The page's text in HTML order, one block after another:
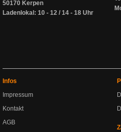
50170 Kerpen
Ladenlokal: 10 - 12 / 14 - 18 Uhr
Infos
Impressum
Kontakt
AGB